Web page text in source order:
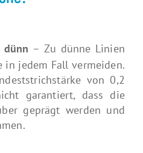
dünn – Zu dünne Linien
jedem Fall vermeiden.
von 0,2
garantiert, dass die
geprägt werden und